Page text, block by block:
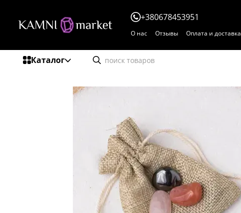
+380678453951
О нас Отзывы Оплата и доставка
Каталог